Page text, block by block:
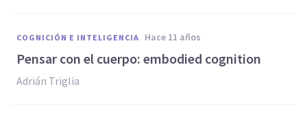
COGNICIÓN E INTELIGENCIA hace 11 años
Pensar con el cuerpo: embodied cognition
Adrián Triglia